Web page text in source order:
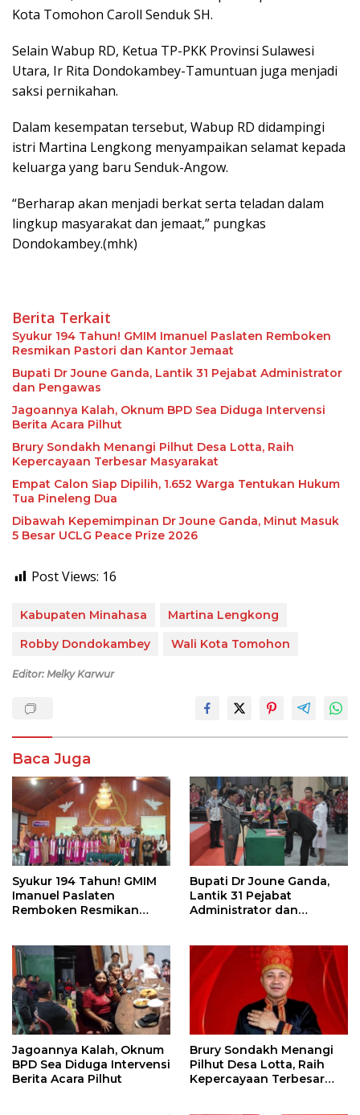
Kota Tomohon Caroll Senduk SH.
Selain Wabup RD, Ketua TP-PKK Provinsi Sulawesi
Utara, Ir Rita Dondokambey-Tamuntuan juga menjadi
saksi pernikahan.
Dalam kesempatan tersebut, Wabup RD didampingi
istri Martina Lengkong menyampaikan selamat kepada
keluarga yang baru Senduk-Angow.
“Berharap akan menjadi berkat serta teladan dalam
lingkup masyarakat dan jemaat,” pungkas
Dondokambey.(mhk)
Berita Terkait
Syukur 194 Tahun! GMIM Imanuel Paslaten Remboken
Resmikan Pastori dan Kantor Jemaat
Bupati Dr Joune Ganda, Lantik 31 Pejabat Administrator
dan Pengawas
Jagoannya Kalah, Oknum BPD Sea Diduga Intervensi
Berita Acara Pilhut
Brury Sondakh Menangi Pilhut Desa Lotta, Raih
Kepercayaan Terbesar Masyarakat
Empat Calon Siap Dipilih, 1.652 Warga Tentukan Hukum
Tua Pineleng Dua
Dibawah Kepemimpinan Dr Joune Ganda, Minut Masuk
5 Besar UCLG Peace Prize 2026
Post Views: 16
Kabupaten Minahasa
Martina Lengkong
Robby Dondokambey
Wali Kota Tomohon
Editor: Melky Karwur
Baca Juga
Syukur 194 Tahun! GMIM
Imanuel Paslaten
Remboken Resmikan
Bupati Dr Joune Ganda,
Lantik 31 Pejabat
Administrator dan
Jagoannya Kalah, Oknum
BPD Sea Diduga Intervensi
Berita Acara Pilhut
Brury Sondakh Menangi
Pilhut Desa Lotta, Raih
Kepercayaan Terbesar